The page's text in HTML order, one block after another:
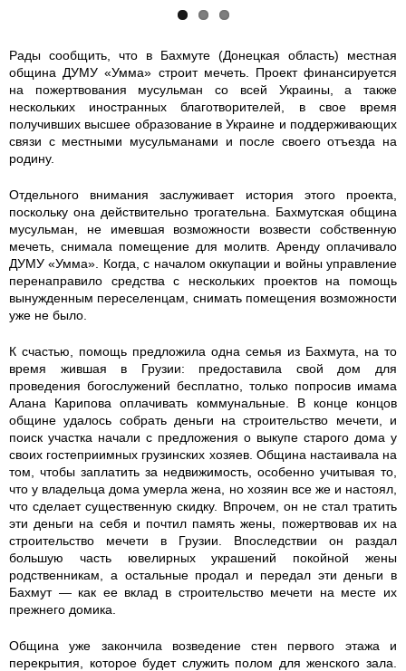
v
_
b
a
h
m
u
t
e
.
j
p
g
_
m
e
c
h
e
t
i
.
j
p
g
_
m
e
c
h
e
t
i
_
v
_
b
a
h
m
u
Рады сообщить, что в Бахмуте (Донецкая область) местная
община ДУМУ «Умма» строит мечеть. Проект финансируется
на пожертвования мусульман со всей Украины, а также
нескольких иностранных благотворителей, в свое время
получивших высшее образование в Украине и поддерживающих
связи с местными мусульманами и после своего отъезда на
родину.
Отдельного внимания заслуживает история этого проекта,
поскольку она действительно трогательна. Бахмутская община
мусульман, не имевшая возможности возвести собственную
мечеть, снимала помещение для молитв. Аренду оплачивало
ДУМУ «Умма». Когда, с началом оккупации и войны управление
перенаправило средства с нескольких проектов на помощь
вынужденным переселенцам, снимать помещения возможности
уже не было.
К счастью, помощь предложила одна семья из Бахмута, на то
время жившая в Грузии: предоставила свой дом для
проведения богослужений бесплатно, только попросив имама
Алана Карипова оплачивать коммунальные. В конце концов
общине удалось собрать деньги на строительство мечети, и
поиск участка начали с предложения о выкупе старого дома у
своих гостеприимных грузинских хозяев. Община настаивала на
том, чтобы заплатить за недвижимость, особенно учитывая то,
что у владельца дома умерла жена, но хозяин все же и настоял,
что сделает существенную скидку. Впрочем, он не стал тратить
эти деньги на себя и почтил память жены, пожертвовав их на
строительство мечети в Грузии. Впоследствии он раздал
большую часть ювелирных украшений покойной жены
родственникам, а остальные продал и передал эти деньги в
Бахмут — как ее вклад в строительство мечети на месте их
прежнего домика.
Община уже закончила возведение стен первого этажа и
перекрытия, которое будет служить полом для женского зала.